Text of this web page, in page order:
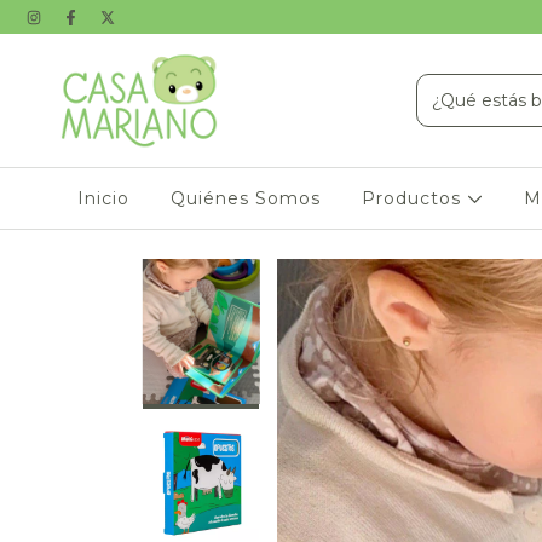
Inicio Quiénes Somos Productos